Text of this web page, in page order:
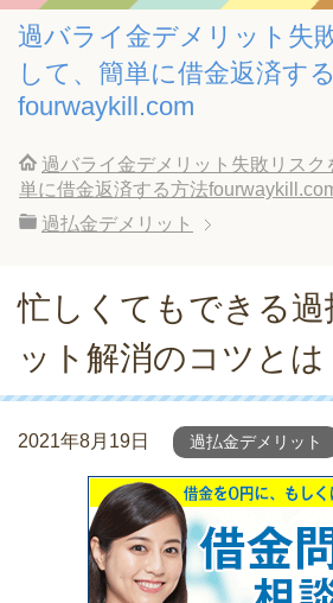
過バライ金デメリット失
して、簡単に借金返済す
fourwaykill.com
過バライ金デメリット失敗リスク
単に借金返済する方法
過払金デメリット
忙しくてもできる過
ット解消のコツとは
2021年8月19日 過払金デメリット